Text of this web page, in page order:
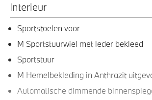
Interieur
Sportstoelen voor
M Sportstuurwiel met leder bekleed
Sportstuur
M Hemelbekleding in Anthrazit
Automatische dimmende